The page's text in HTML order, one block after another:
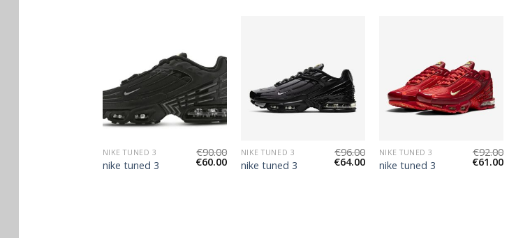
NIKE TUNED 3
nike tuned 3
€90.00
€60.00
NIKE TUNED 3
nike tuned 3
€96.00
€64.00
NIKE TUNED 3
nike tuned 3
€92.00
€61.00